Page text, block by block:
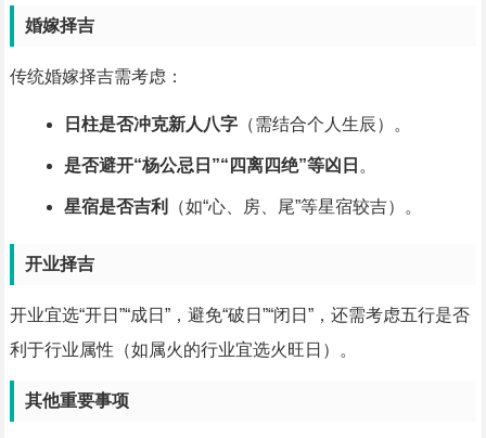
婚嫁择吉
传统婚嫁择吉需考虑：
日柱是否冲克新人八字（需结合个人生辰）。
是否避开“杨公忌日”“四离四绝”等凶日 。
星宿是否吉利 （如“心、房、尾”等星宿较吉）。
开业择吉
开业宜选“开日”“成日”，避免“破日”“闭日”，还需考虑五行是否
利于行业属性（如属火的行业宜选火旺日）。
其他重要事项